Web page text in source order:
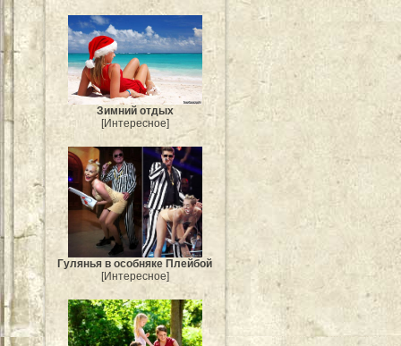
Зимний отдых
[Интересное]
Гулянья в особняке Плейбой
[Интересное]